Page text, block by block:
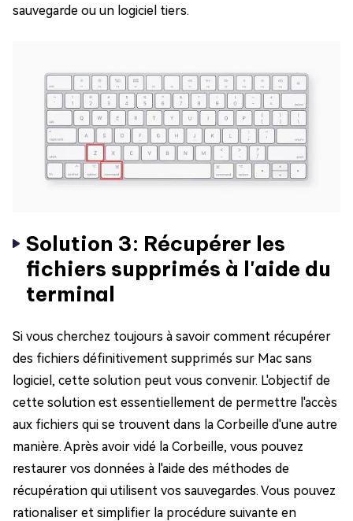
sauvegarde ou un logiciel tiers.
Solution 3: Récupérer les
fichiers supprimés à l'aide du
terminal
Si vous cherchez toujours à savoir comment récupérer
des fichiers définitivement supprimés sur Mac sans
logiciel, cette solution peut vous convenir. L'objectif de
cette solution est essentiellement de permettre l'accès
aux fichiers qui se trouvent dans la Corbeille d'une autre
manière. Après avoir vidé la Corbeille, vous pouvez
restaurer vos données à l'aide des méthodes de
récupération qui utilisent vos sauvegardes. Vous pouvez
rationaliser et simplifier la procédure suivante en